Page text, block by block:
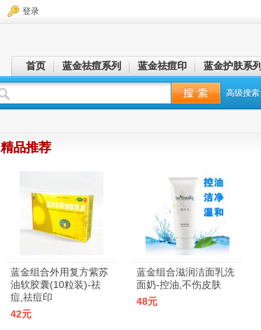
登录
高级搜索
首页 蓝金祛痘系列 蓝金祛痘印 蓝金护肤系列
精品推荐
蓝金组合外用复方紫苏
油软胶囊(10粒装)-祛
痘,祛痘印
42元
蓝金组合滋润洁面乳洗
面奶-控油,不伤皮肤
48元